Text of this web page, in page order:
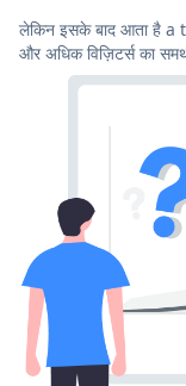
लेकिन इसके बाद आता है
और अधिक विज़िटर्स का